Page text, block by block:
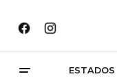
ESTADOS